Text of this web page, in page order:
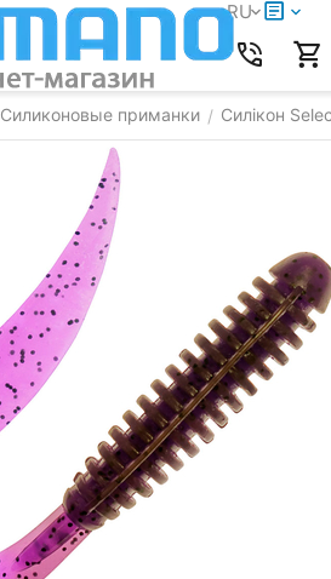
RU
Силиконовые приманки / Силікон